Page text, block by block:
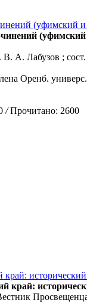
(уфимский и
В. А. Лабузов ;
Оренб.
/Прочитано: 2600
край: